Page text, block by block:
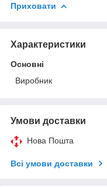
Приховати
Характеристики
Основні
Виробник
Умови доставки
Нова Пошта
Всі умови доставки